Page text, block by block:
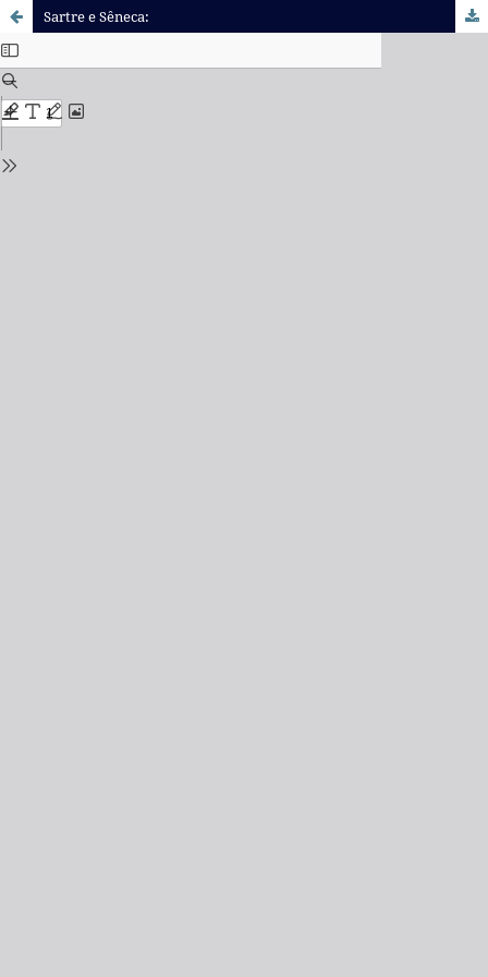
Sartre e Sêneca: